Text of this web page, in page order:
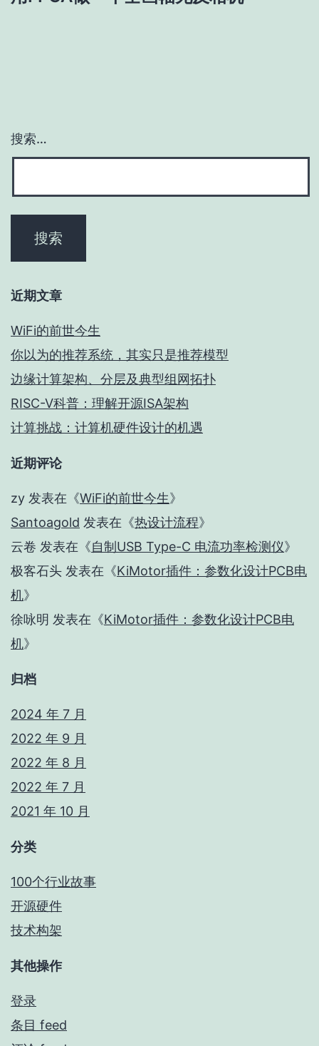
航
搜索…
近期文章
WiFi的前世今生
你以为的推荐系统，其实只是推荐模型
边缘计算架构、分层及典型组网拓扑
RISC-V科普：理解开源ISA架构
计算挑战：计算机硬件设计的机遇
近期评论
zy 发表在《WiFi的前世今生》
Santoagold 发表在《热设计流程》
云卷 发表在《自制USB Type-C 电流功率检测仪》
极客石头 发表在《KiMotor插件：参数化设计PCB电
机》
徐咏明 发表在《KiMotor插件：参数化设计PCB电
机》
归档
2024 年 7 月
2022 年 9 月
2022 年 8 月
2022 年 7 月
2021 年 10 月
分类
100个行业故事
开源硬件
技术构架
其他操作
登录
条目 feed